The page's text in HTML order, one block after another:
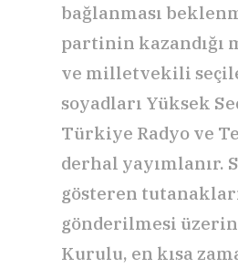
bağlanması
partinin kazandığı
ve milletvekili
soyadları Yüksek
Türkiye Radyo ve
derhal yayımlanır.
gösteren
gönderilmesi
Kurulu, en kısa